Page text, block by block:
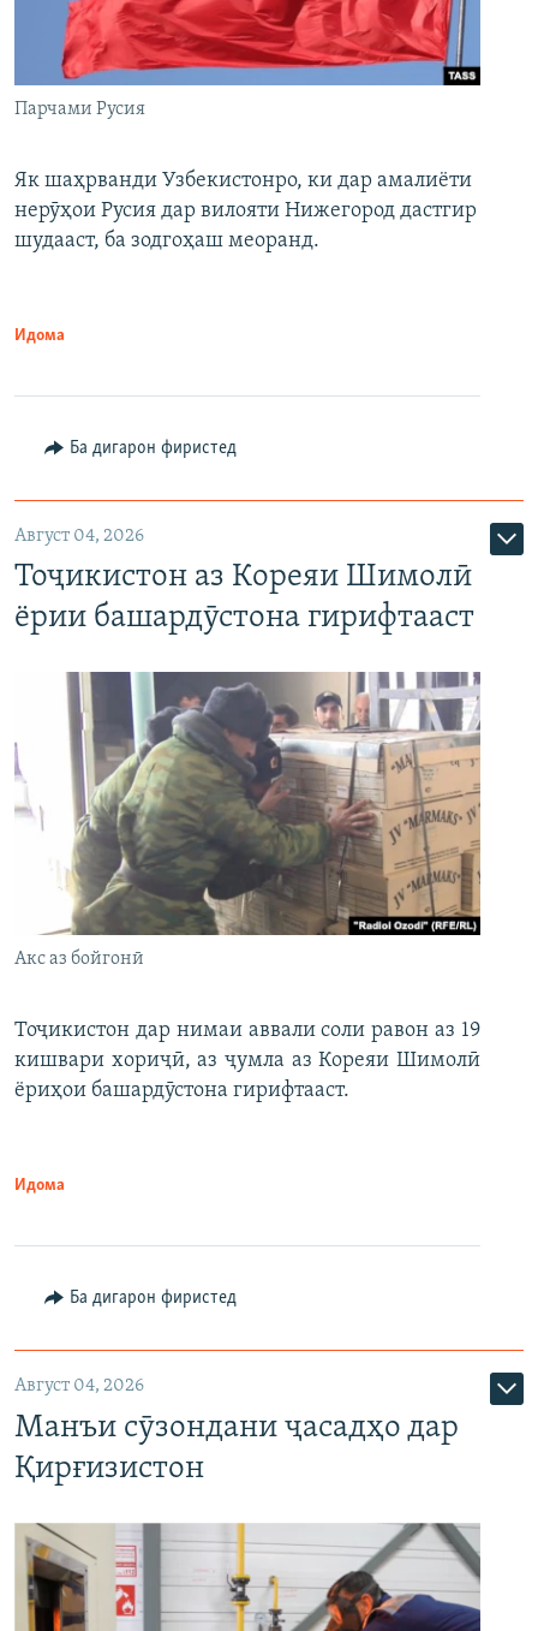
Парчами Русия
Як шаҳрванди Узбекистонро, ки дар амалиёти
нерӯҳои Русия дар вилояти Нижегород дастгир
шудааст, ба зодгоҳаш меоранд.
Идома
Ба дигарон фиристед
Август 04, 2026
Тоҷикистон аз Кореяи Шимолӣ
ёрии башардӯстона гирифтааст
Акс аз бойгонӣ
Тоҷикистон дар нимаи аввали соли равон аз 19
кишвари хориҷӣ, аз ҷумла аз Кореяи Шимолӣ
ёриҳои башардӯстона гирифтааст.
Идома
Ба дигарон фиристед
Август 04, 2026
Манъи сӯзондани ҷасадҳо дар
Қирғизистон